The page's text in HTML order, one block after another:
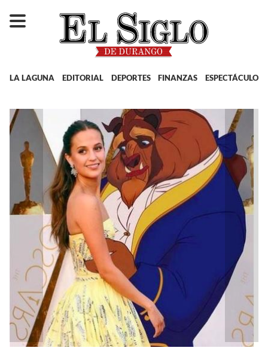
LA LAGUNA EDITORIAL DEPORTES FINANZAS ESPECTÁCULOS